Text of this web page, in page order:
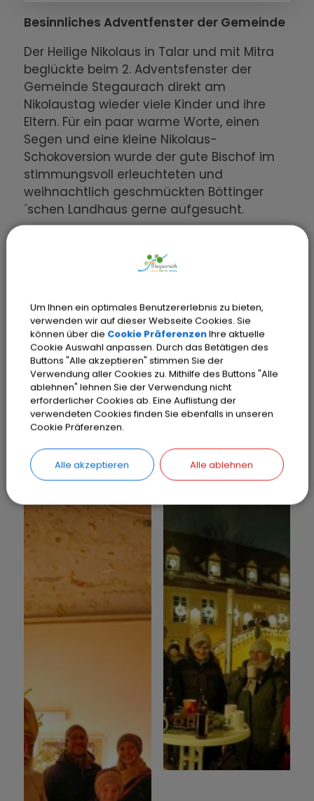
Besinnliches Adventfenster der Gemeinde
Der Heilige Nikolaus in Talar und mit Mitra
beglückte beim 2. Adventsfenster der
Gemeinde Stegaurach direkt am
Nikolaustag wieder viele Kinder und ihre
Eltern. Für ein paar warme Worte, einen
Segen und eine kleine Nikolaus-
Schokoversion wurde der gute Bischof im
stimmungsvoll erleuchteten und
weihnachtlich geschmückten Böttinger
´schen Landhaus gerne aufgesucht.
rund 100 Bürgerinnen und Bürger bei
Punsch und Lebkuchen zusammen,
weihnachtlich ein. Ein Quartett der
Kreuzschuher Musikanten spielte
besinnliche Musik, Holztonnen verbreiteten
Wärme und Behaglichkeit. Das
Adventsfenster im Rathaus (Schloßplatz 1)
an der Hauptstraße erstrahlte das erste
Mal und wird nun noch bis Weihnachten
die Vorfreude auf das Fest vergrößern. Der
Erlös aus der Veranstaltung wird komplett
an Bedürftige in der Gemeinde Stegaurach
gespendet.
Um Ihnen ein optimales Benutzererlebnis zu bieten,
verwenden wir auf dieser Webseite Cookies. Sie
können über die Cookie PräferenzenIhre aktuelle
Cookie Auswahl anpassen. Durch das Betätigen des
Buttons "Alle akzeptieren" stimmen Sie der
Verwendung aller Cookies zu. Mithilfe des Buttons "Alle
ablehnen" lehnen Sie der Verwendung nicht
erforderlicher Cookies ab. Eine Auflistung der
verwendeten Cookies finden Sie ebenfalls in unseren
Cookie Präferenzen.
Alle akzeptieren Alle ablehnen